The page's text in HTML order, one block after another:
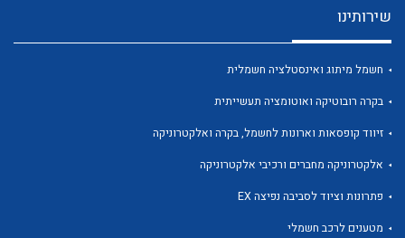
לכל מוצרי היצרן
שירותינו
חשמל מיתוג ואינסטלציה חשמלית
בקרה רובוטיקה ואוטומציה תעשייתית
זיווד קופסאות וארונות לחשמל, בקרה ואלקטרוניקה
אלקטרוניקה מחברים ורכיבי אלקטרוניקה
פתרונות וציוד לסביבה נפיצה EX
מטענים לרכב חשמלי